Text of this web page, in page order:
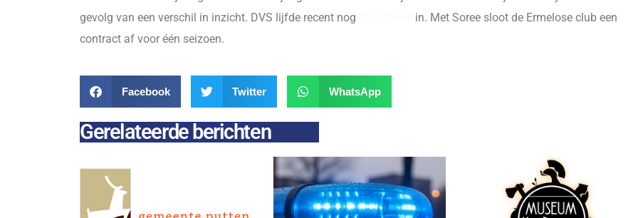
gevolg van een verschil in inzicht. DVS lijfde recent nog
in. Met Soree sloot de Ermelose club een
contract af voor één seizoen.
Facebook Twitter WhatsApp
Gerelateerde berichten